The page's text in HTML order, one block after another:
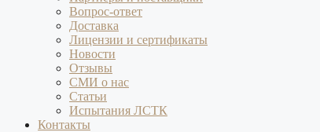
Вопрос-ответ
Доставка
Лицензии и сертификаты
Новости
Отзывы
СМИ о нас
Статьи
Испытания ЛСТК
Контакты